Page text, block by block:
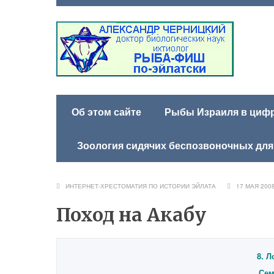
Об этом сайте Рыбы Израиля в
Зоология сидячих беспозвоночных
ИНТЕРНЕТ-ХРЕСТОМАТИЯ ПО ИСТОРИИ ЭЙЛАТА 17 МАЯ
Поход на Акабу
8.